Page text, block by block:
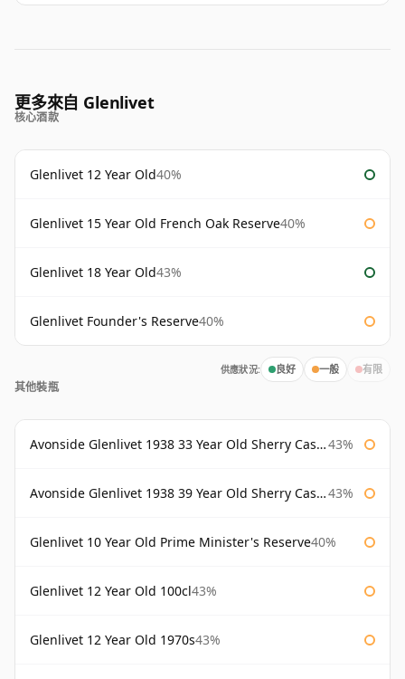
更多來自 Glenlivet
核心酒款
Glenlivet 12 Year Old40%
Glenlivet 15 Year Old French Oak Reserve40%
Glenlivet 18 Year Old43%
Glenlivet Founder's Reserve40%
供應狀況: 良好 一般 有限
其他裝瓶
Avonside Glenlivet 1938 33 Year Old Sherry Cask Gordon & Macphail 43%
Avonside Glenlivet 1938 39 Year Old Sherry Cask Gordon & Macphail 43%
Glenlivet 10 Year Old Prime Minister's Reserve40%
Glenlivet 12 Year Old 100cl43%
Glenlivet 12 Year Old 1970s43%